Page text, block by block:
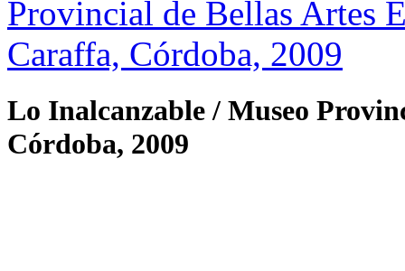
Lo Inalcanzable / Museo
Córdoba, 2009